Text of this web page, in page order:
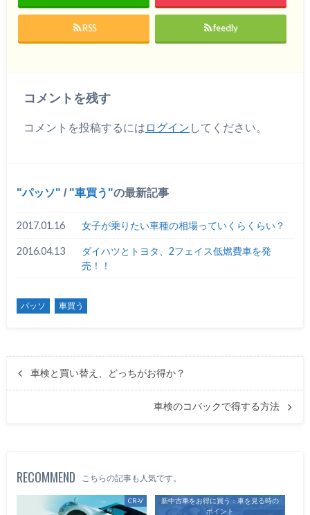
RSS feedly
コメントを残す
コメントを投稿するには ログイン してください。
パッソ / 車買う の最新記事
2017.01.16 女子が乗りたい車種の相場っていくらくらい？
2016.04.13
ダイハツとトヨタ、2フェイス低燃費車を発
売！！
パッソ 車買う
車検と買い替え、どっちがお得か？
車検のコバックで得する方法
RECOMMEND こちらの記事も人気です。
CR-V
新中古車をお得に買う：車を見る時の
ポイント